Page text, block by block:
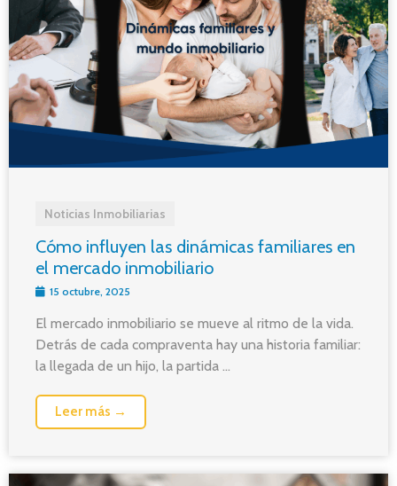
Noticias Inmobiliarias
Cómo influyen las dinámicas familiares en
el mercado inmobiliario
15 octubre, 2025
El mercado inmobiliario se mueve al ritmo de la vida.
Detrás de cada compraventa hay una historia familiar:
la llegada de un hijo, la partida ...
Leer más →